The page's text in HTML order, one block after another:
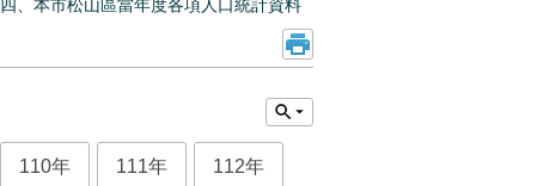
四、本市松山區當年度各項人口統計資料
110年 111年 112年